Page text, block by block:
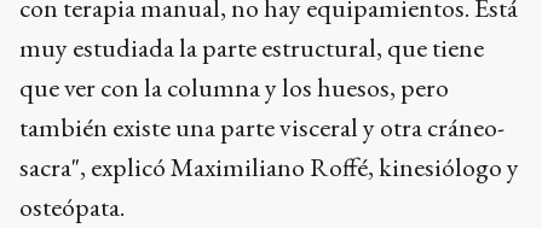
con terapia manual, no hay equipamientos. Está
muy estudiada la parte estructural, que tiene
que ver con la columna y los huesos, pero
también existe una parte visceral y otra cráneo-
sacra", explicó Maximiliano Roffé, kinesiólogo y
osteópata.